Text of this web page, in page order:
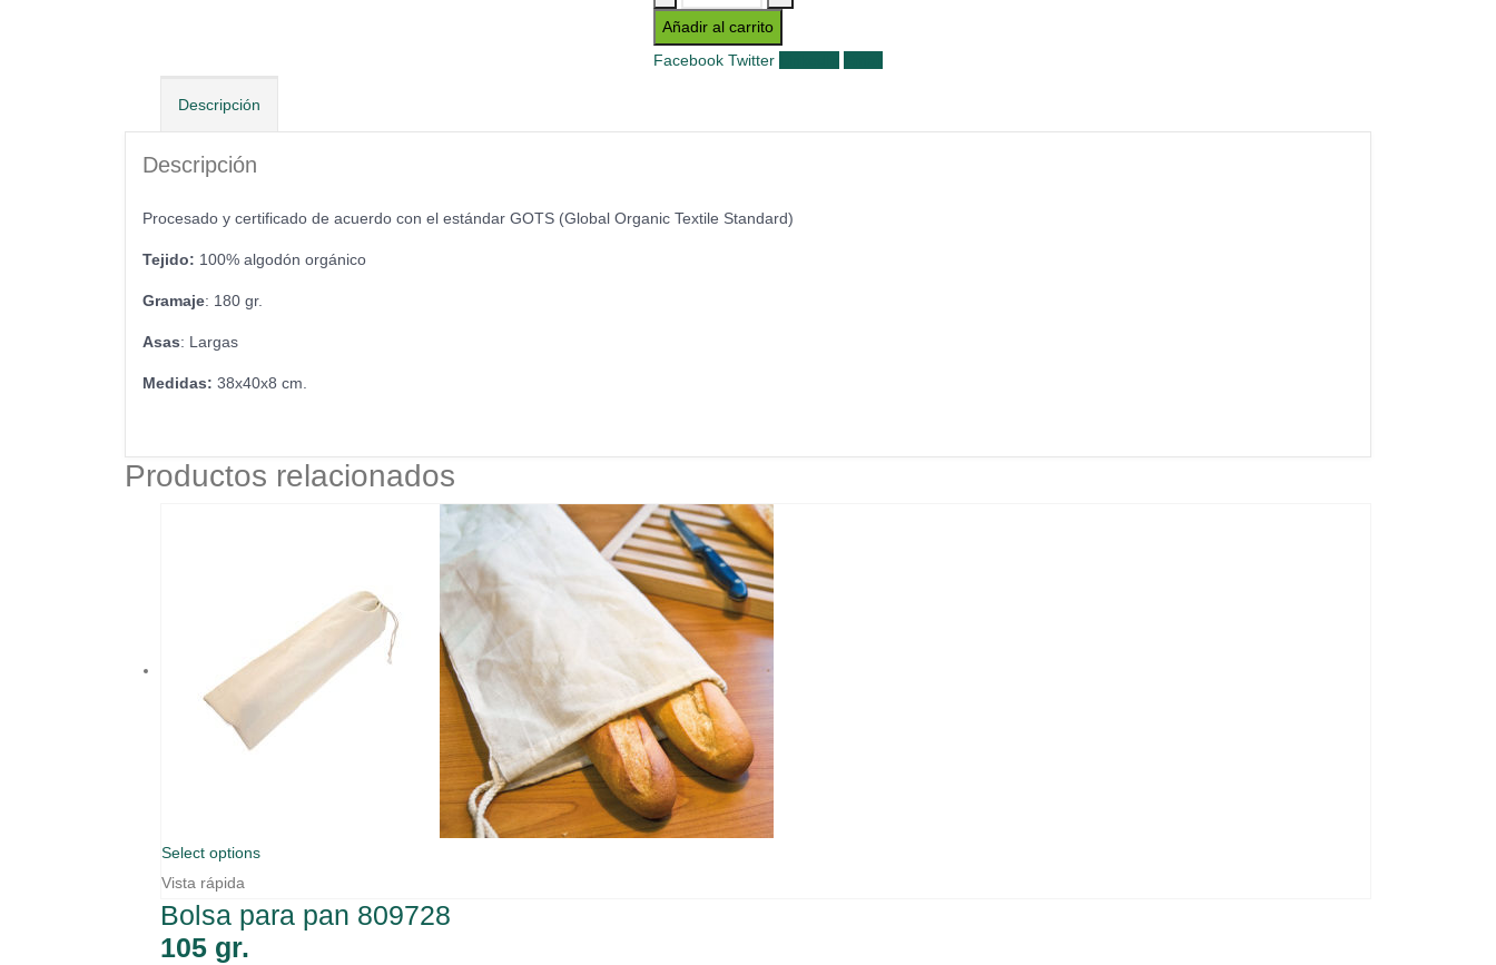
Añadir al carrito
Facebook Twitter
Descripción
Descripción
Procesado y certificado de acuerdo con el estándar GOTS (Global Organic Textile Standard)
Tejido: 100% algodón orgánico
Gramaje: 180 gr.
Asas: Largas
Medidas: 38x40x8 cm.
Productos relacionados
Select options
Vista rápida
Bolsa para pan 809728
105 gr.